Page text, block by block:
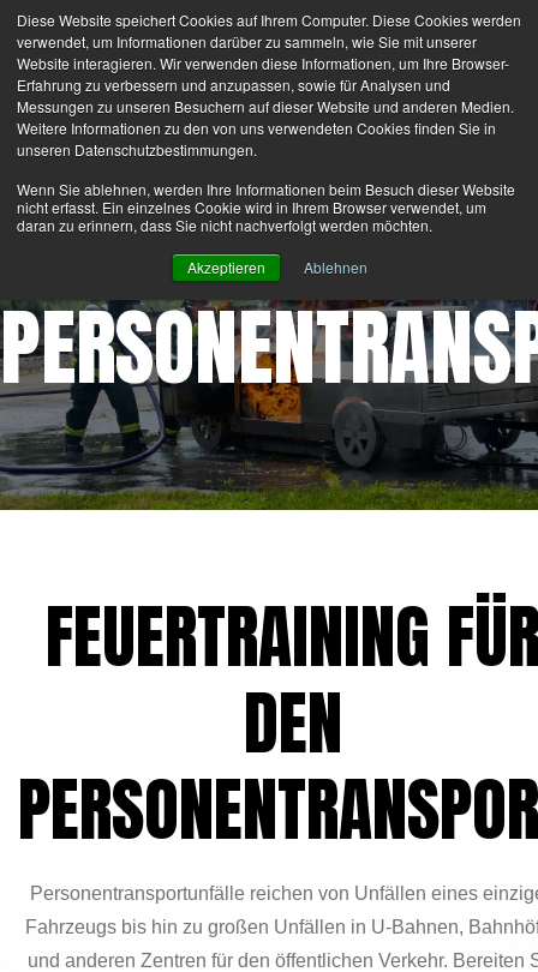
Diese Website speichert Cookies auf Ihrem Computer. Diese Cookies werden
verwendet, um Informationen darüber zu sammeln, wie Sie mit unserer
Website interagieren. Wir verwenden diese Informationen, um Ihre Browser-
Erfahrung zu verbessern und anzupassen, sowie für Analysen und
Messungen zu unseren Besuchern auf dieser Website und anderen Medien.
Weitere Informationen zu den von uns verwendeten Cookies finden Sie in
unseren Datenschutzbestimmungen.
Wenn Sie ablehnen, werden Ihre Informationen beim Besuch dieser Website
nicht erfasst. Ein einzelnes Cookie wird in Ihrem Browser verwendet, um
daran zu erinnern, dass Sie nicht nachverfolgt werden möchten.
Akzeptieren Ablehnen
Search Login Kontaktiere Uns
MENU
Latest News: Bullex is now part of the Lion Group.
FEUERTRAINING
DEN
Personentransportunfälle reichen von Unfällen eines
Fahrzeugs bis hin zu großen Unfällen in U-Bahnen,
und anderen Zentren für den öffentlichen Verkehr. Bereiten